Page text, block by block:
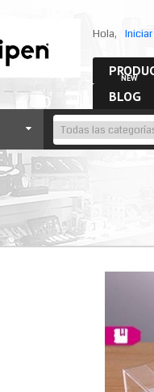
Hola,
BLOG
NEW